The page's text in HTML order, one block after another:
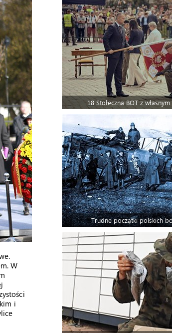
W
i
18 Stołeczna BOT z
Trudne początki polskich